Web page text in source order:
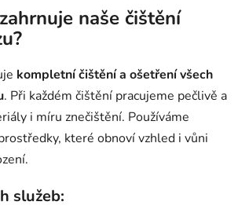
naše čištění
kompletní čištění a ošetření všech
. Při každém čištění pracujeme pečlivě a
i míru znečištění. Používáme
které obnoví vzhled i vůni
služeb: